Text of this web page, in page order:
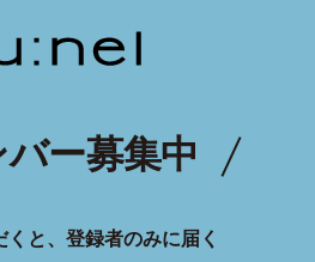
ー募集中
と、登録者のみに届く